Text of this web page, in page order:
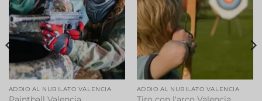
ADDIO AL NUBILATO VALENCIA ADDIO AL NUBILATO VALENCIA